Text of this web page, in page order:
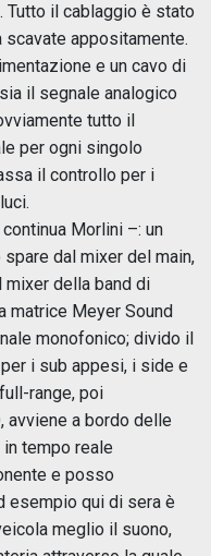
Tutto il cablaggio è stato
appositamente.
e un cavo di
il segnale analogico
tutto il
per ogni singolo
il controllo per i
Morlini –: un
dal mixer del main,
mixer della band di
matrice Meyer Sound
monofonico; divido il
i sub appesi, i side e
range, poi
avviene a bordo delle
tempo reale
e posso
esempio qui di sera è
meglio il suono,